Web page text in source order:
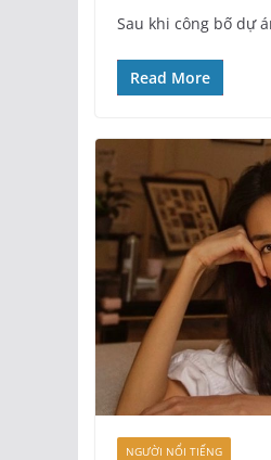
Sau khi công bố dự
Read More
NGƯỜI NỔI TIẾNG